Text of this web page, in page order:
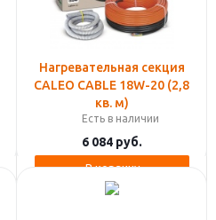
Нагревательная секция
CALEO CABLE 18W-20 (2,8
кв. м)
Есть в наличии
6 084руб.
В корзину